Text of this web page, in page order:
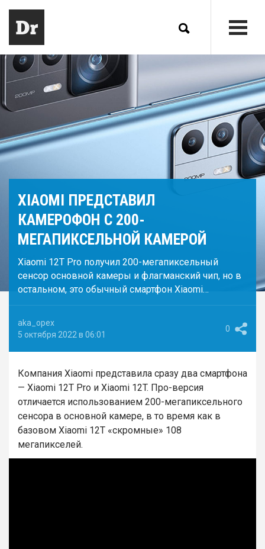
XIAOMI ПРЕДСТАВИЛ
КАМЕРОФОН С 200-
МЕГАПИКСЕЛЬНОЙ КАМЕРОЙ
Xiaomi 12T Pro получил 200-мегапиксельный
сенсор основной камеры и флагманский чип, но в
остальном, это обычный смартфон Xiaomi…
aka_opex
5 октября 2022 в 06:01
0
Компания Xiaomi представила сразу два смартфона
— Xiaomi 12T Pro и Xiaomi 12T. Про-версия
отличается использованием 200-мегапиксельного
сенсора в основной камере, в то время как в
базовом Xiaomi 12T «скромные» 108
мегапикселей.